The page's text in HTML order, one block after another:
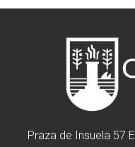
Praza de Insuela 57